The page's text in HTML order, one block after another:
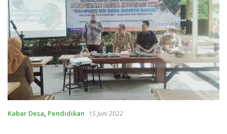
Kabar Desa, Pendidikan 15 Juni 2022